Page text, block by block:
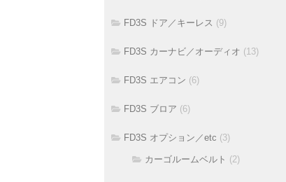
FD3S ドア／キーレス (9)
FD3S カーナビ／オーディオ (13)
FD3S エアコン (6)
FD3S ブロア (6)
FD3S オプション／etc (3)
カーゴルームベルト (2)